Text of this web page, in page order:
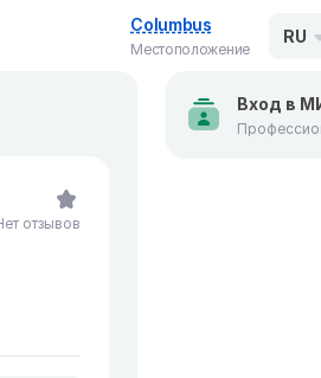
Columbus
Местоположение
RU
отзывов
Вход в